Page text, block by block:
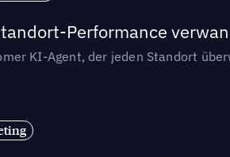
Performance
KI-Agent, der jeden Standort